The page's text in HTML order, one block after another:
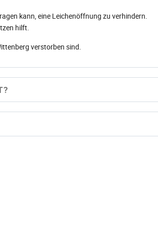
kann, eine Leichenöffnung zu verhindern.
hilft.
verstorben sind.